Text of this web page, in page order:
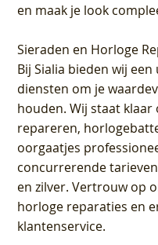
en maak je look
Sieraden en Horloge
Bij Sialia bieden wij
diensten om je
houden. Wij staat
repareren,
oorgaatjes
concurrerende
en zilver. Vertrouw op
horloge reparaties en
klantenservice.